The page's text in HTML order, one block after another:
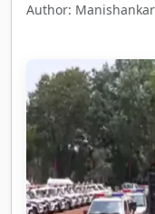
Author: